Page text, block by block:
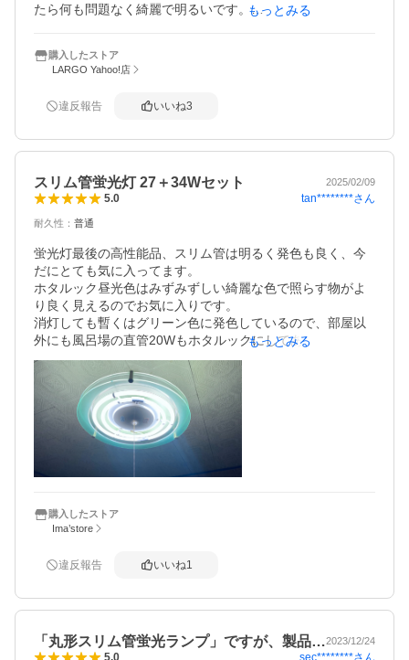
たら何も問題なく綺麗で明るいです。 もっとみる
購入したストア
LARGO Yahoo!店
違反報告 いいね3
スリム管蛍光灯 27＋34Wセット 2025/02/09
5.0 tan********さん
耐久性 ： 普通
蛍光灯最後の高性能品、スリム管は明るく発色も良く、今
だにとても気に入ってます。
ホタルック昼光色はみずみずしい綺麗な色で照らす物がよ
り良く見えるのでお気に入りです。
消灯しても暫くはグリーン色に発色しているので、部屋以
外にも風呂場の直管20Wもホタルックにしてあります。
急な停電や消灯後でも薄っすらと照らされる優れモノ。
もっとみる
購入したストア
Ima’store
違反報告 いいね1
「丸形スリム管蛍光ランプ」ですが、製品…2023/12/24
5.0 sec********さん